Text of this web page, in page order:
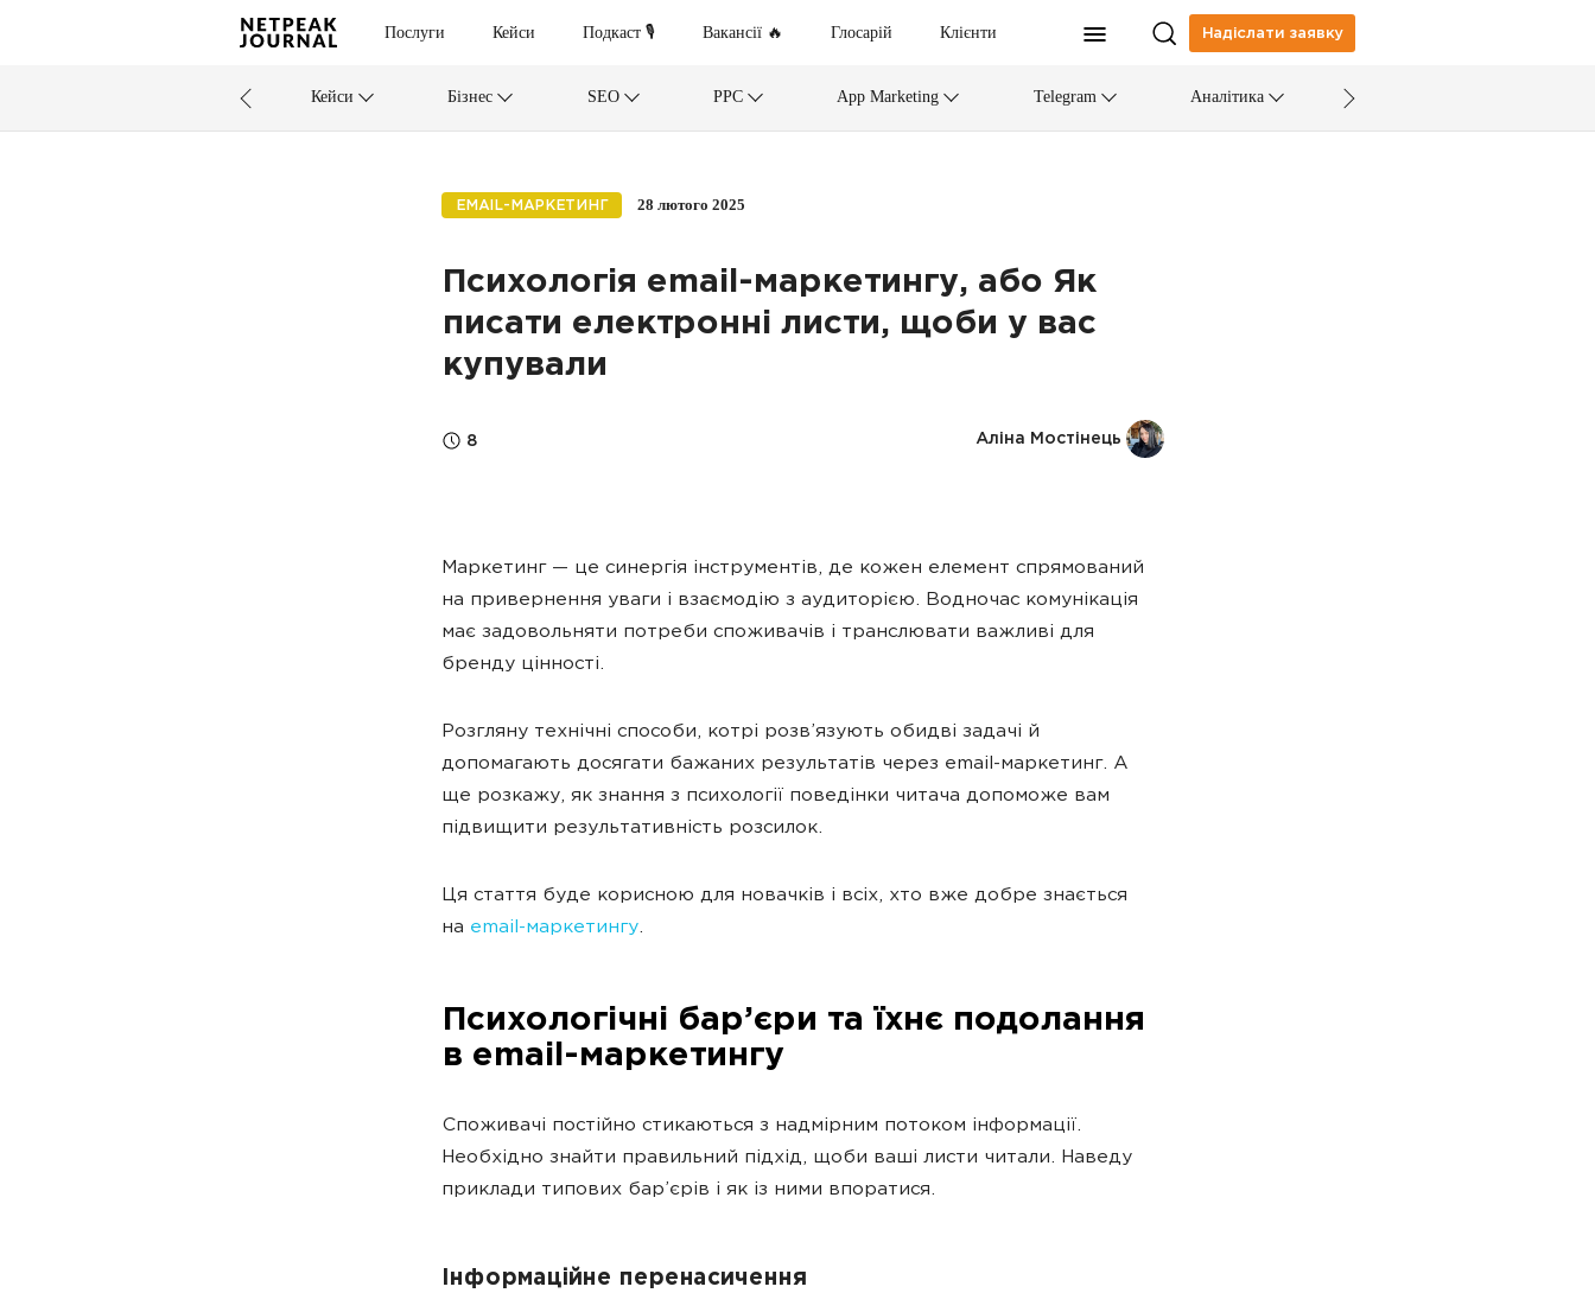
Послуги Кейси Подкаст 🎙 Вакансії 🔥 Глосарій Клієнти Надіслати заявку
Кейси Бізнес SEO PPC App Marketing Telegram Аналітика
EMAIL-МАРКЕТИНГ 28 лютого 2025
Психологія email-маркетингу, або Як
писати електронні листи, щоби у вас
купували
8 Аліна Мостінець
Маркетинг — це синергія інструментів, де кожен елемент спрямований
на привернення уваги і взаємодію з аудиторією. Водночас комунікація
має задовольняти потреби споживачів і транслювати важливі для
бренду цінності.
Розгляну технічні способи, котрі розв’язують обидві задачі й
допомагають досягати бажаних результатів через email-маркетинг. А
ще розкажу, як знання з психології поведінки читача допоможе вам
підвищити результативність розсилок.
Ця стаття буде корисною для новачків і всіх, хто вже добре знається
на email-маркетингу.
Психологічні бар’єри та їхнє подолання
в email-маркетингу
Споживачі постійно стикаються з надмірним потоком інформації.
Необхідно знайти правильний підхід, щоби ваші листи читали. Наведу
приклади типових бар’єрів і як із ними впоратися.
Інформаційне перенасичення